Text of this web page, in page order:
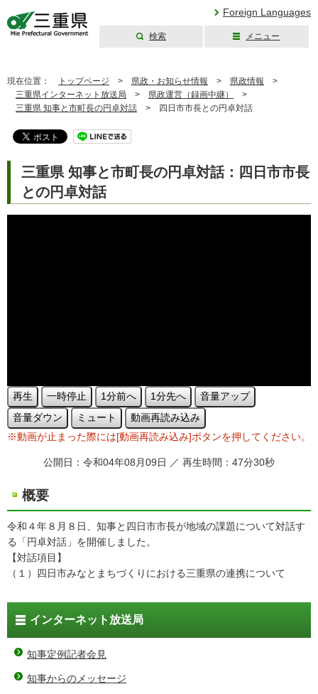
Foreign Languages
検索 メニュー
現在位置： トップページ > 県政・お知らせ情報 > 県政情報 >
三重県インターネット放送局 > 県政運営（録画中継）
>
三重県 知事と市町長の円卓対話 > 四日市市長との円卓対話
三重県 知事と市町長の円卓対話：四日市市長
との円卓対話
再生 一時停止 1分前へ 1分先へ
音量アップ
音量ダウン
ミュート
動画再読み込み
※動画が止まった際には[動画再読み込み]ボタンを押してください。
公開日：令和04年08月09日 ／ 再生時間：47分30秒
概要
令和４年８月８日、知事と四日市市長が地域の課題について対話す
る「円卓対話」を開催しました。
【対話項目】
（１）四日市みなとまちづくりにおける三重県の連携について
インターネット放送局
知事定例記者会見
知事からのメッセージ